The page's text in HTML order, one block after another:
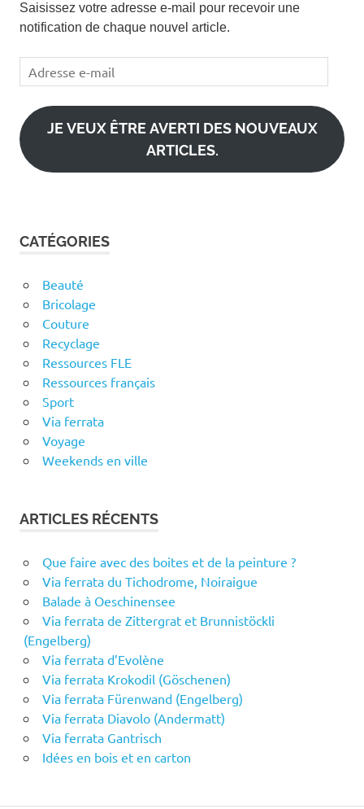
Saisissez votre adresse e-mail pour recevoir une
notification de chaque nouvel article.
Adresse
e-
mail
JE VEUX ÊTRE AVERTI DES NOUVEAUX
ARTICLES.
CATÉGORIES
Beauté
Bricolage
Couture
Recyclage
Ressources FLE
Ressources français
Sport
Via ferrata
Voyage
Weekends en ville
ARTICLES RÉCENTS
Que faire avec des boites et de la peinture ?
Via ferrata du Tichodrome, Noiraigue
Balade à Oeschinensee
Via ferrata de Zittergrat et Brunnistöckli
(Engelberg)
Via ferrata d’Evolène
Via ferrata Krokodil (Göschenen)
Via ferrata Fürenwand (Engelberg)
Via ferrata Diavolo (Andermatt)
Via ferrata Gantrisch
Idées en bois et en carton